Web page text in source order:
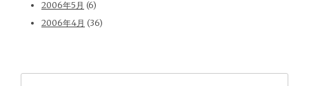
2006年5月 (6)
2006年4月 (36)